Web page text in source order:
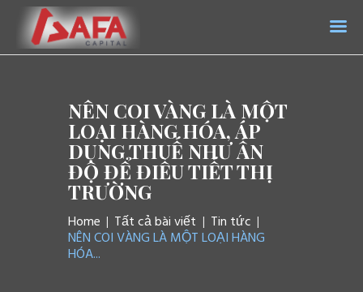
NÊN COI VÀNG LÀ MỘT
LOẠI HÀNG HÓA, ÁP
DỤNG THUẾ NHƯ ẤN
ĐỘ ĐỂ ĐIỀU TIẾT THỊ
TRƯỜNG
Home Tất cả bài viết Tin tức
NÊN COI VÀNG LÀ MỘT LOẠI HÀNG
HÓA...
AFA CAPITAL
Trang chủ
Giới thiệu
Dịch vụ
Tin tức
Liên hệ